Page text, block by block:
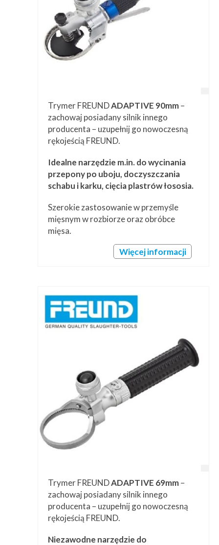
Trymer FREUNDADAPTIVE 90mm–
zachowaj posiadany silnik innego
producenta – uzupełnij go nowoczesną
rękojeścią FREUND.
Idealne narzędzie m.in. do wycinania
przepony po uboju, doczyszczania
schabu i karku, cięcia plastrów łososia.
Szerokie zastosowanie w przemyśle
mięsnym w rozbiorze oraz obróbce
mięsa.
Więcej informacji
Trymer FREUNDADAPTIVE 69mm–
zachowaj posiadany silnik innego
producenta – uzupełnij go nowoczesną
rękojeścią FREUND.
Niezawodne narzędzie do